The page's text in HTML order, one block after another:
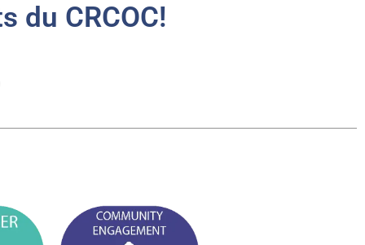
du CRCOC!